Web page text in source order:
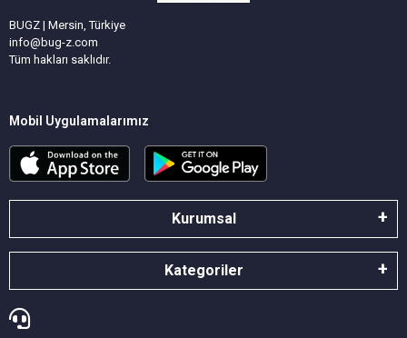
BUGZ | Mersin, Türkiye
info@bug-z.com
Tüm hakları saklıdır.
Mobil Uygulamalarımız
Kurumsal
Kategoriler